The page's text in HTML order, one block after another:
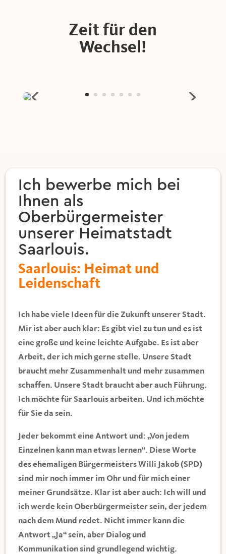
Zeit für den
Wechsel!
Ich bewerbe mich bei
Ihnen als
Oberbürgermeister
unserer Heimatstadt
Saarlouis.
Saarlouis: Heimat und
Leidenschaft
Ich habe viele Ideen für die Zukunft unserer Stadt.
Mir ist aber auch klar: Es gibt viel zu tun und es ist
eine große und keine leichte Aufgabe. Es ist aber
Arbeit, der ich mich gerne stelle. Unsere Stadt
braucht mehr Zusammenhalt und mehr zusammen
schaffen. Unsere Stadt braucht aber auch Führung.
Ich möchte für Saarlouis arbeiten. Und ich möchte
für Sie da sein.
Jeder bekommt eine Antwort und: „Von jedem
Einzelnen kann man etwas lernen“. Diese Worte
des ehemaligen Bürgermeisters Willi Jakob (SPD)
sind mir noch immer im Ohr und für mich einer
meiner Grundsätze. Klar ist aber auch: Ich will und
ich werde kein Oberbürgermeister sein, der jedem
nach dem Mund redet. Nicht immer kann die
Antwort „Ja“ sein, aber Dialog und
Kommunikation sind grundlegend wichtig.